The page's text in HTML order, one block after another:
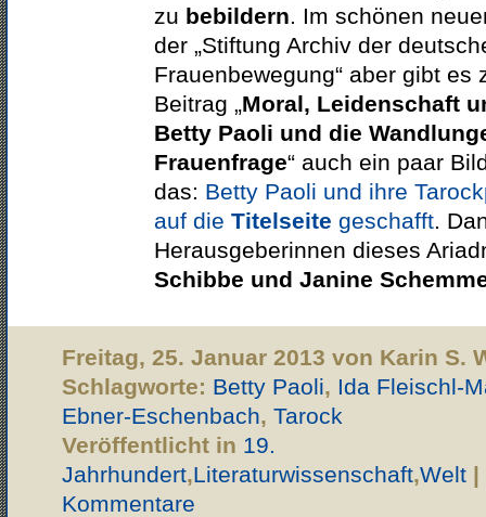
zu bebildern. Im schönen
der „Stiftung Archiv der
Frauenbewegung“ aber gibt es
Beitrag „Moral, Leidenschaft
Betty Paoli und die
Frauenfrage“ auch ein paar
das: Betty Paoli und ihre
auf die Titelseite geschafft.
Herausgeberinnen dieses
Schibbe und Janine
Freitag, 25. Januar 2013 von Karin S.
Schlagworte: Betty Paoli, Ida Fleischl-
Ebner-Eschenbach, Tarock
Veröffentlicht in 19.
Jahrhundert,Literaturwissenschaft,Welt |
Kommentare